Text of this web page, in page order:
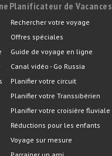
Planificateur de Vacances
Rechercher votre voyage
Offres spéciales
Guide de voyage en ligne
Canal vidéo - Go Russia
Planifier votre circuit
Planifier votre Transsibérien
Planifier votre croisière fluviale
Réductions pour les enfants
Voyage sur mesure